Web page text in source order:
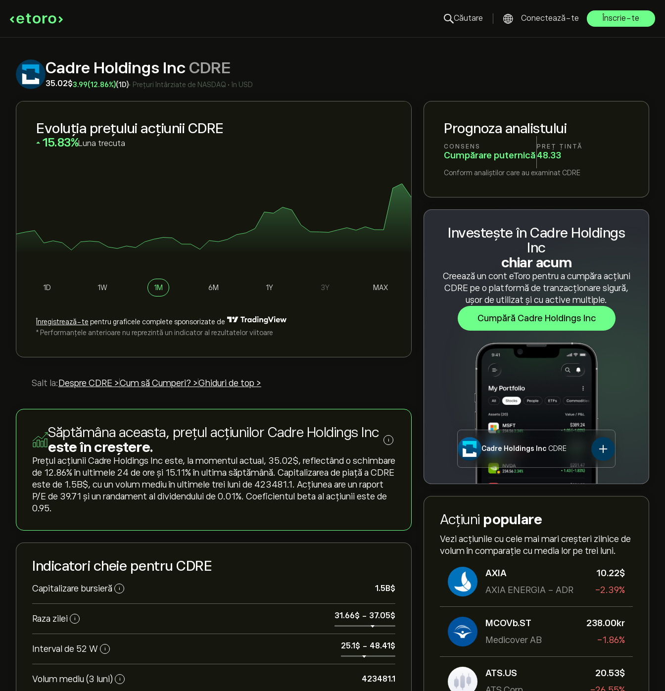
Căutare Conectează-te Înscrie-te
Cadre Holdings Inc CDRE
35.02‎$‎3.99(12.86%)(1D)• Prețuri întârziate de NASDAQ • în USD
Prognoza analistului
CONSENS
Cumpărare puternică
PREȚ ȚINTĂ
48.33
Conform analiștilor care au examinat CDRE
Investește în Cadre Holdings
Inc
chiar acum
Creează un cont eToro pentru a cumpăra acțiuni
CDRE pe o platformă de tranzacționare sigură,
ușor de utilizat și cu active multiple.
Cumpără Cadre Holdings Inc
Cadre Holdings Inc CDRE
Acțiuni populare
Vezi acțiunile cu cele mai mari creșteri zilnice de
volum în comparație cu media lor pe trei luni.
AXIA
AXIA ENERGIA - ADR
10.22‎$‎
-2.39%
MCOVb.ST
Medicover AB
238.00‎kr‎
-1.86%
ATS.US
20.53‎$‎
Evoluția prețului acțiunii CDRE
‎15.83‎ Luna trecuta
1D 1W 1M 6M 1Y 3Y MAX
Înregistrează-te pentru graficele complete sponsorizate de
* Performanțele anterioare nu reprezintă un indicator al rezultatelor viitoare
Salt la: Despre CDRE >Cum să Cumperi? >Ghiduri de top >
Săptămâna aceasta, prețul acțiunilor Cadre Holdings Inc
este în creștere.
i
Prețul acțiunii Cadre Holdings Inc este, la momentul actual, 35.02‎$‎, reflectând o schimbare
de ‎12.86‎% în ultimele 24 de ore și ‎15.11‎% în ultima săptămână. Capitalizarea de piață a CDRE
este de 1.5B‎$‎, cu un volum mediu în ultimele trei luni de 423481.1. Acțiunea are un raport
P/E de 39.71 și un randament al dividendului de 0.01%. Coeficientul beta al acțiunii este de
0.95.
Indicatori cheie pentru CDRE
Capitalizare bursieră i 1.5B‎$‎
Raza zilei i 31.66‎$‎ - 37.05‎$‎
Interval de 52 W i 25.1‎$‎ - 48.41‎$‎
Volum mediu (3 luni) i 423481.1